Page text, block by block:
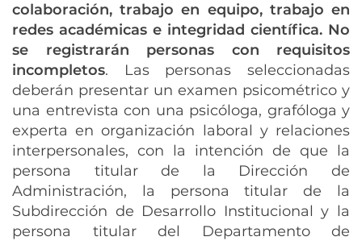
colaboración, trabajo en equipo, trabajo en
redes académicas e integridad científica. No
se registrarán personas con requisitos
incompletos. Las personas seleccionadas
deberán presentar un examen psicométrico y
una entrevista con una psicóloga, grafóloga y
experta en organización laboral y relaciones
interpersonales, con la intención de que la
persona titular de la Dirección de
Administración, la persona titular de la
Subdirección de Desarrollo Institucional y la
persona titular del Departamento de